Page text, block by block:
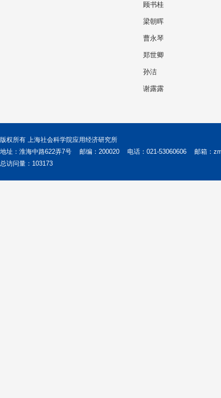
顾书桂
梁朝晖
曹永琴
郑世卿
孙洁
谢露露
版权所有 上海社会科学院应用经济研究所
地址：淮海中路622弄7号
邮编：200020 电话：021-53060606
邮箱：
总访问量： 103173